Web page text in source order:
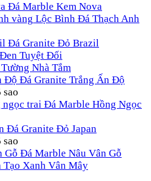
Đá Marble Kem Nova
Lộc Bình Đá Thạch Anh
Đá Granite Đỏ Brazil
Tuyệt Đối
Nhà Tắm
Đá Granite Trắng Ấn Độ
sao
Đá Marble Hồng Ngọc
Đá Granite Đỏ Japan
sao
Đá Marble Nâu Vân Gỗ
Tạo Xanh Vân Mây